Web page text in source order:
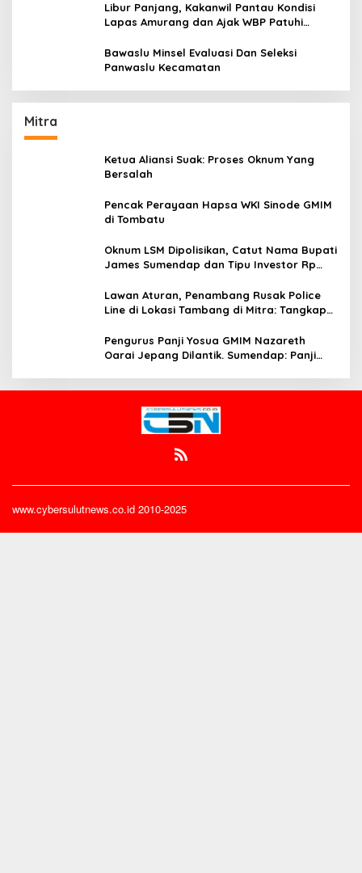
Libur Panjang, Kakanwil Pantau Kondisi
Lapas Amurang dan Ajak WBP Patuhi
Bawaslu Minsel Evaluasi Dan Seleksi
Panwaslu Kecamatan
Mitra
Ketua Aliansi Suak: Proses Oknum Yang
Bersalah
Pencak Perayaan Hapsa WKI Sinode GMIM
di Tombatu
Oknum LSM Dipolisikan, Catut Nama Bupati
James Sumendap dan Tipu Investor Rp
Lawan Aturan, Penambang Rusak Police
Line di Lokasi Tambang di Mitra: Tangkap
Pengurus Panji Yosua GMIM Nazareth
Oarai Jepang Dilantik. Sumendap: Panji
www.cybersulutnews.co.id 2010-2025